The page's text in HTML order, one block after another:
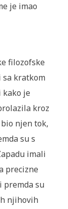
je imao
filozofske
sa kratkom
je
kroz
njen tok,
su s
imali
precizne
premda su
njihovih